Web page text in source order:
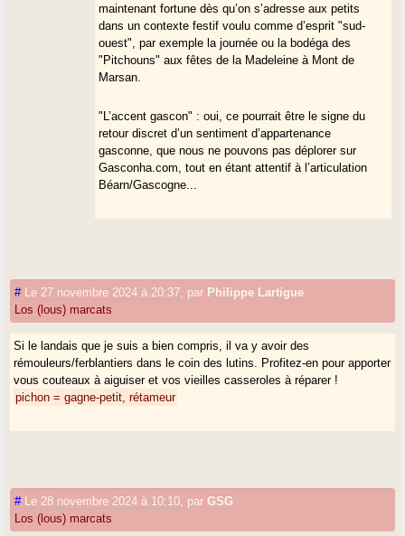
maintenant fortune dès qu’on s’adresse aux petits
dans un contexte festif voulu comme d’esprit "sud-
ouest", par exemple la journée ou la bodéga des
"Pitchouns" aux fêtes de la Madeleine à Mont de
Marsan.
"L’accent gascon" : oui, ce pourrait être le signe du
retour discret d’un sentiment d’appartenance
gasconne, que nous ne pouvons pas déplorer sur
Gasconha.com, tout en étant attentif à l’articulation
Béarn/Gascogne...
# Le 27 novembre 2024 à 20:37 par Philippe Lartigue
Los (lous) marcats
Si le landais que je suis a bien compris, il va y avoir des
rémouleurs/ferblantiers dans le coin des lutins. Profitez-en pour apporter
vous couteaux à aiguiser et vos vieilles casseroles à réparer !
pichon = gagne-petit, rétameur
# Le 28 novembre 2024 à 10:10 parGSG
Los (lous) marcats